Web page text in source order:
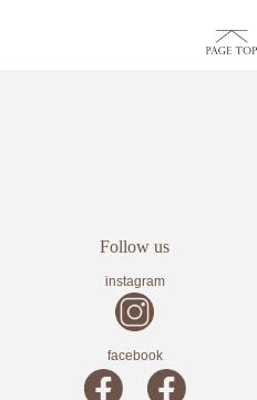
Follow us
instagram
facebook